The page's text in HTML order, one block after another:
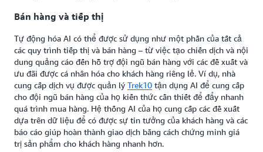
Bán hàng và tiếp thị
Tự động hóa AI có thể được sử dụng như một phần của tất cả
các quy trình tiếp thị và bán hàng – từ việc tạo chiến dịch và nội
dung quảng cáo đến hỗ trợ đội ngũ bán hàng với các đề xuất và
ưu đãi được cá nhân hóa cho khách hàng riêng lẻ. Ví dụ, nhà
cung cấp dịch vụ được quản lý Trek10 tận dụng AI để cung cấp
cho đội ngũ bán hàng của họ kiến thức cần thiết để đẩy nhanh
quá trình mua hàng. Hệ thống AI của họ cung cấp các đề xuất
dựa trên dữ liệu để có được sự tin tưởng của khách hàng và các
báo cáo giúp hoàn thành giao dịch bằng cách chứng minh giá
trị sản phẩm cho khách hàng nhanh hơn.